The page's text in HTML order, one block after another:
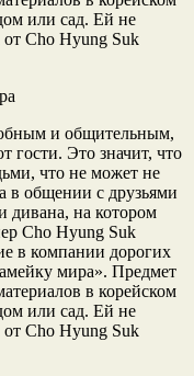
или сад. Ей не
Cho Hyung Suk
и общительным,
гости. Это значит, что
что не может не
в общении с друзьями
дивана, на котором
Cho Hyung Suk
в компании дорогих
мира». Предмет
в корейском
или сад. Ей не
Cho Hyung Suk